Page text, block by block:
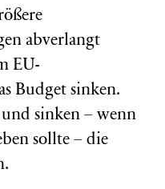
abverlangt
EU-
Budget sinken.
sinken – wenn
sollte – die